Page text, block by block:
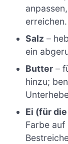
erreichen.
Salz –
ein
Butter –
hinzu;
Ei (für
Farbe